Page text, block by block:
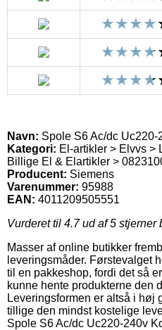
Navn: Spole S6 Ac/dc Uc220-
Kategori: El-artikler > Elvvs >
Billige El & Elartikler >
Producent: Siemens
Varenummer: 95988
EAN: 4011209505551
Vurderet til 4.7ud af 5 stjerner
Masser af online butikker
leveringsmåder. Førstevalget
til en pakkeshop, fordi det så
kunne hente produkterne den
Leveringsformen er altså i høj
tillige den mindst kostelige
Spole S6 Ac/dc Uc220-240v